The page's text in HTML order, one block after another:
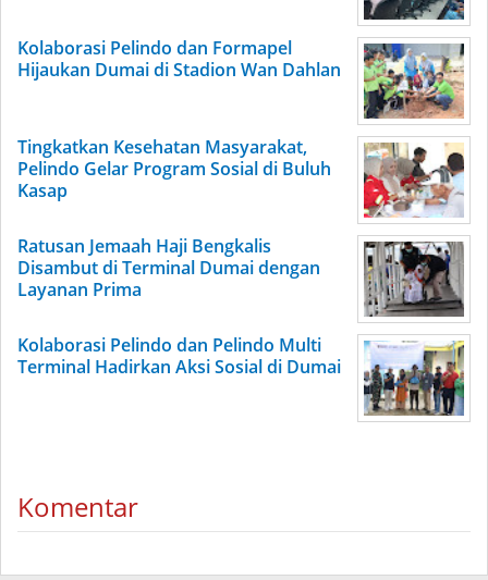
Kolaborasi Pelindo dan Formapel
Hijaukan Dumai di Stadion Wan Dahlan
Tingkatkan Kesehatan Masyarakat,
Pelindo Gelar Program Sosial di Buluh
Kasap
Ratusan Jemaah Haji Bengkalis
Disambut di Terminal Dumai dengan
Layanan Prima
Kolaborasi Pelindo dan Pelindo Multi
Terminal Hadirkan Aksi Sosial di Dumai
Komentar